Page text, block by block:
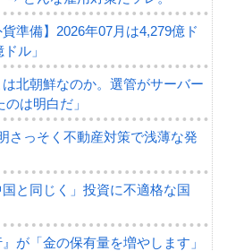
貨準備】2026年07月は4,279億ド
ル」
北朝鮮なのか。選管がサーバー
は明白だ」
さっそく不動産対策で浅薄な発
と同じく」投資に不適格な国
』が「金の保有量を増やします」